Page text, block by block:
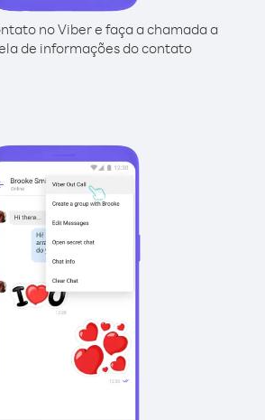
no Viber e faça a chamada a
de informações do contato